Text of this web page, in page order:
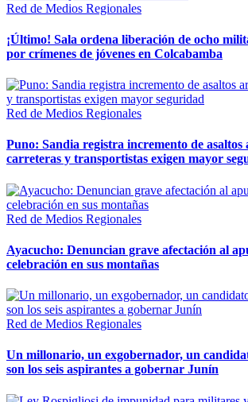
Red de Medios Regionales
¡Último! Sala ordena liberación de ocho
por crímenes de jóvenes en Colcabamba
Red de Medios Regionales
Puno: Sandia registra incremento de asaltos
carreteras y transportistas exigen mayor
Red de Medios Regionales
Ayacucho: Denuncian grave afectación al
celebración en sus montañas
Red de Medios Regionales
Un millonario, un exgobernador, un
son los seis aspirantes a gobernar Junín